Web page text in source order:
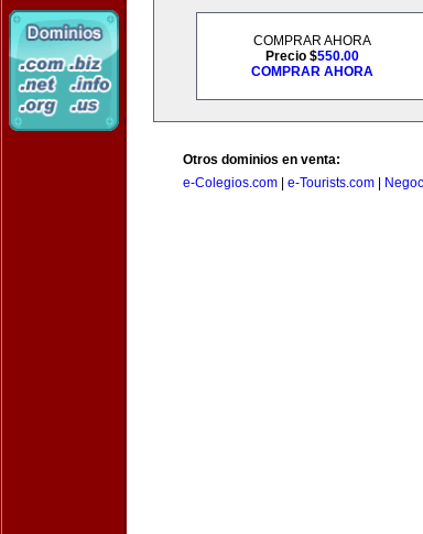
COMPRAR AHORA
Precio $550.00
COMPRAR AHORA
Otros dominios en venta:
e-Colegios.com
e-Tourists.com